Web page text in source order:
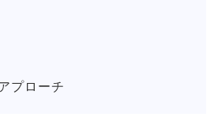
プローチ